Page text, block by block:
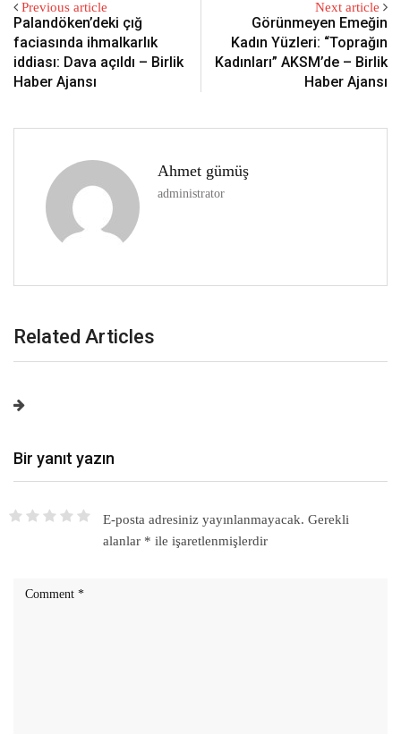
Previous article
Palandöken’deki çığ
faciasında ihmalkarlık
iddiası: Dava açıldı – Birlik
Haber Ajansı
Next article
Görünmeyen Emeğin
Kadın Yüzleri: “Toprağın
Kadınları” AKSM’de – Birlik
Haber Ajansı
Ahmet gümüş
administrator
Related Articles
Bir yanıt yazın
E-posta adresiniz yayınlanmayacak. Gerekli
alanlar * ile işaretlenmişlerdir